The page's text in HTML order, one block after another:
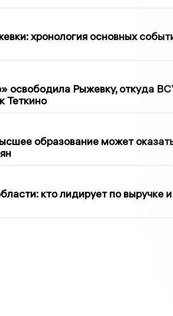
хронология основных
освободила Рыжевку, откуда
Теткино
образование может
кто лидирует по выручке и